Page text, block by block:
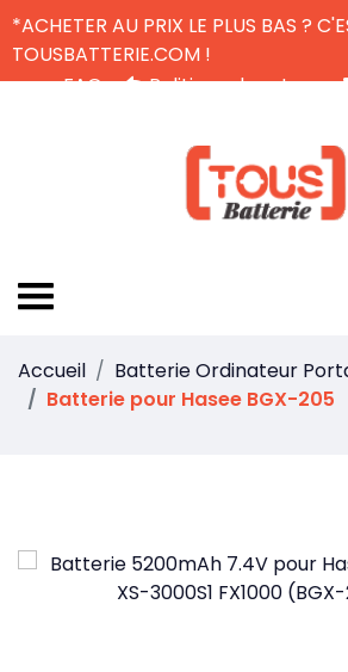
*ACHETER AU PRIX LE PLUS BAS ?
TOUSBATTERIE.COM !
FAQ
Politique de retour
Accueil Batterie Ordinateur
Batterie pour Hasee BGX-205